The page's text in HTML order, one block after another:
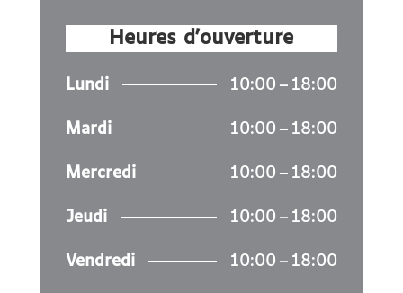
Heures d'ouverture
Lundi 10:00 – 18:00
Mardi 10:00 – 18:00
Mercredi 10:00 – 18:00
Jeudi 10:00 – 18:00
Vendredi 10:00 – 18:00